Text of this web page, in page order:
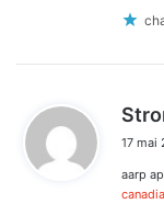
17 mai
aarp